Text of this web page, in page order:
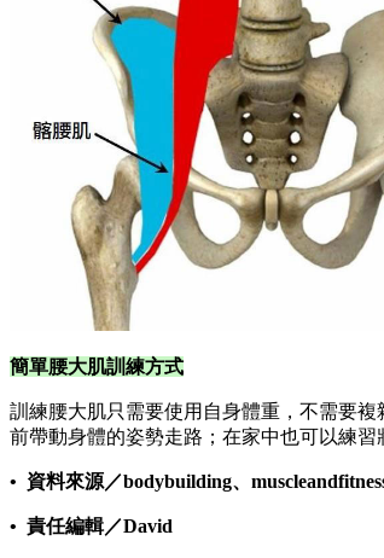
簡單腰大肌訓練方式
訓練腰大肌只需要使用自身體重，不需要
前帶動身體的姿勢走路；在家中也可以練
• 資料來源／bodybuilding、
• 責任編輯／David